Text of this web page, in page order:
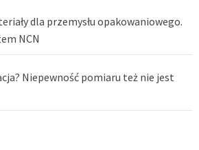
dla przemysłu opakowaniowego.
NCN
Niepewność pomiaru też nie jest